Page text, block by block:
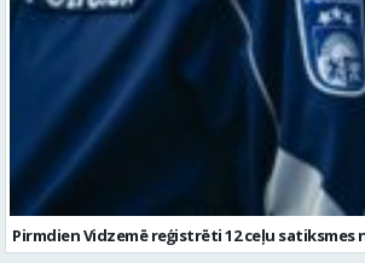
Pirmdien Vidzemē reģistrēti 12 ceļu satiksmes